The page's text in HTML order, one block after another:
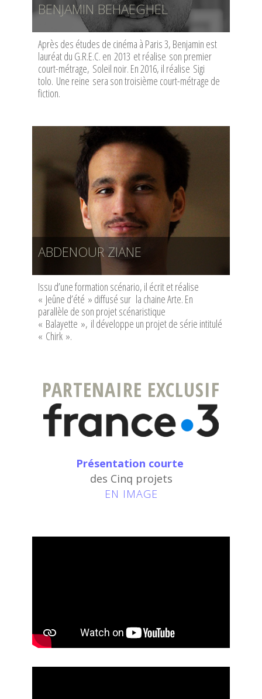
BENJAMIN BEHAEGHEL
Après des études de cinéma à Paris 3, Benjamin est
lauréat du G.R.E.C. en 2013 et réalise son premier
court-métrage, Soleil noir. En 2016, il réalise Sigi
tolo. Une reine sera son troisième court-métrage de
fiction.
ABDENOUR ZIANE
Issu d’une formation scénario, il écrit et réalise
« Jeûne d’été » diffusé sur la chaine Arte. En
parallèle de son projet scénaristique
« Balayette », il développe un projet de série intitulé
« Chirk ».
PARTENAIRE EXCLUSIF
Présentation courte
des Cinq projets
EN IMAGE